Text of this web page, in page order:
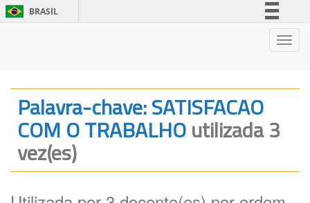
BRASIL
Legislação
Canais
Palavra-chave: SATISFACAO
COM O TRABALHOutilizada 3
vez(es)